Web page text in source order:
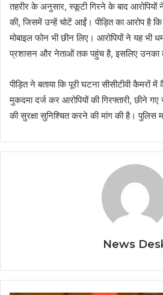
तहरीर के अनुसार, स्कूटी गिरने के बाद आरोपियों
की, जिसमें उन्हें चोटें आईं। पीड़ित का आरोप है
मोबाइल फोन भी छीन लिए। आरोपियों ने यह भी
प्रशासन और नेताओं तक पहुंच है, इसलिए उनका
पीड़ित ने बताया कि पूरी घटना सीसीटीवी
मुकदमा दर्ज कर आरोपियों की गिरफ्तारी, छीने गए
की सुरक्षा सुनिश्चित करने की मांग की है। पुलिस
News